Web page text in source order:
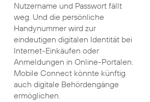
Nutzername und Passwort fällt
weg. Und die persönliche
Handynummer wird zur
eindeutigen digitalen Identität bei
Internet-Einkäufen oder
Anmeldungen in Online-Portalen.
Mobile Connect könnte künftig
auch digitale Behördengänge
ermöglichen.